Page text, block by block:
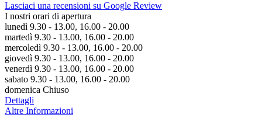
Lasciaci una recensioni su Google Review
I nostri orari di apertura
lunedì 9.30 - 13.00, 16.00 - 20.00
martedì 9.30 - 13.00, 16.00 - 20.00
mercoledì 9.30 - 13.00, 16.00 - 20.00
giovedì 9.30 - 13.00, 16.00 - 20.00
venerdì 9.30 - 13.00, 16.00 - 20.00
sabato 9.30 - 13.00, 16.00 - 20.00
domenica Chiuso
Dettagli
Altre Informazioni